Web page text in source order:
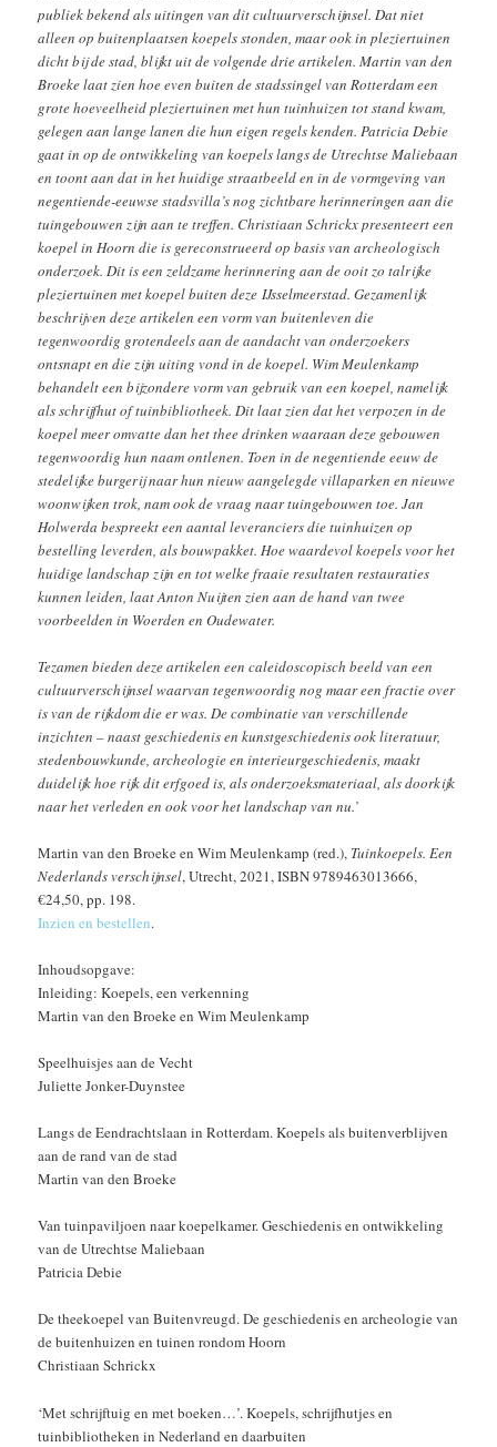
publiek bekend als uitingen van dit cultuurverschijnsel. Dat niet
alleen op buitenplaatsen koepels stonden, maar ook in pleziertuinen
dicht bij de stad, blijkt uit de volgende drie artikelen. Martin van den
Broeke laat zien hoe even buiten de stadssingel van Rotterdam een
grote hoeveelheid pleziertuinen met hun tuinhuizen tot stand kwam,
gelegen aan lange lanen die hun eigen regels kenden. Patricia Debie
gaat in op de ontwikkeling van koepels langs de Utrechtse Maliebaan
en toont aan dat in het huidige straatbeeld en in de vormgeving van
negentiende-eeuwse stadsvilla’s nog zichtbare herinneringen aan die
tuingebouwen zijn aan te treffen. Christiaan Schrickx presenteert een
koepel in Hoorn die is gereconstrueerd op basis van archeologisch
onderzoek. Dit is een zeldzame herinnering aan de ooit zo talrijke
pleziertuinen met koepel buiten deze IJsselmeerstad. Gezamenlijk
beschrijven deze artikelen een vorm van buitenleven die
tegenwoordig grotendeels aan de aandacht van onderzoekers
ontsnapt en die zijn uiting vond in de koepel. Wim Meulenkamp
behandelt een bijzondere vorm van gebruik van een koepel, namelijk
als schrijfhut of tuinbibliotheek. Dit laat zien dat het verpozen in de
koepel meer omvatte dan het thee drinken waaraan deze gebouwen
tegenwoordig hun naam ontlenen. Toen in de negentiende eeuw de
stedelijke burgerij naar hun nieuw aangelegde villaparken en nieuwe
woonwijken trok, nam ook de vraag naar tuingebouwen toe. Jan
Holwerda bespreekt een aantal leveranciers die tuinhuizen op
bestelling leverden, als bouwpakket. Hoe waardevol koepels voor het
huidige landschap zijn en tot welke fraaie resultaten restauraties
kunnen leiden, laat Anton Nuijten zien aan de hand van twee
voorbeelden in Woerden en Oudewater.
Tezamen bieden deze artikelen een caleidoscopisch beeld van een
cultuurverschijnsel waarvan tegenwoordig nog maar een fractie over
is van de rijkdom die er was. De combinatie van verschillende
inzichten – naast geschiedenis en kunstgeschiedenis ook literatuur,
stedenbouwkunde, archeologie en interieurgeschiedenis, maakt
duidelijk hoe rijk dit erfgoed is, als onderzoeksmateriaal, als doorkijk
naar het verleden en ook voor het landschap van nu.’
Martin van den Broeke en Wim Meulenkamp (red.), Tuinkoepels. Een
Nederlands verschijnsel, Utrecht, 2021, ISBN 9789463013666,
€24,50, pp. 198.
Inzien en bestellen.
Inhoudsopgave:
Inleiding: Koepels, een verkenning
Martin van den Broeke en Wim Meulenkamp
Speelhuisjes aan de Vecht
Juliette Jonker-Duynstee
Langs de Eendrachtslaan in Rotterdam. Koepels als buitenverblijven
aan de rand van de stad
Martin van den Broeke
Van tuinpaviljoen naar koepelkamer. Geschiedenis en ontwikkeling
van de Utrechtse Maliebaan
Patricia Debie
De theekoepel van Buitenvreugd. De geschiedenis en archeologie van
de buitenhuizen en tuinen rondom Hoorn
Christiaan Schrickx
‘Met schrijftuig en met boeken…’. Koepels, schrijfhutjes en
tuinbibliotheken in Nederland en daarbuiten